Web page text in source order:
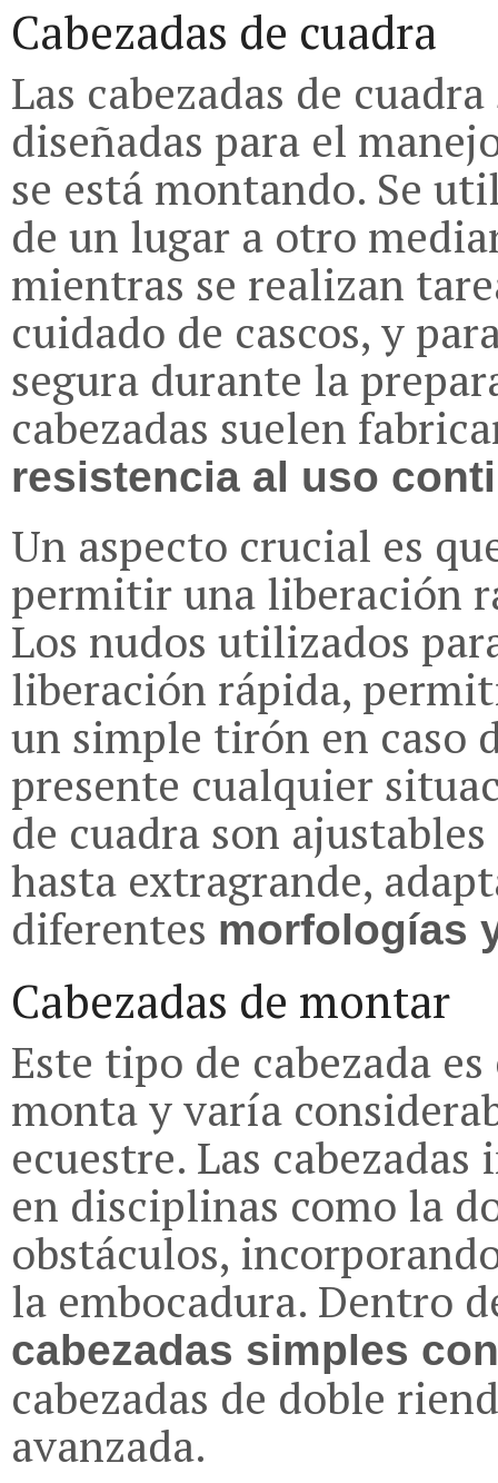
Cabezadas de cuadra
Las cabezadas de
diseñadas para el
se está montando. Se
de un lugar a otro
mientras se realizan
cuidado de cascos, y
segura durante la
cabezadas suelen
resistencia al uso
Un aspecto crucial es
permitir una liberación
Los nudos utilizados
liberación rápida,
un simple tirón en caso
presente cualquier
de cuadra son
hasta extragrande,
diferentes morfologías
Cabezadas de montar
Este tipo de cabezada
monta y varía
ecuestre. Las
en disciplinas como la
obstáculos,
la embocadura. Dentro
cabezadas simples
cabezadas de doble
avanzada.